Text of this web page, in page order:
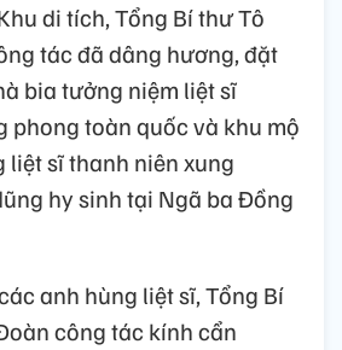
di tích, Tổng Bí thư Tô
tác đã dâng hương, đặt
bia tưởng niệm liệt sĩ
phong toàn quốc và khu mộ
liệt sĩ thanh niên xung
hy sinh tại Ngã ba Đồng
anh hùng liệt sĩ, Tổng Bí
công tác kính cẩn